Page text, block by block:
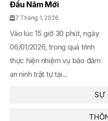
SỰ
Đầu Năm Mới
7 Tháng 1, 2026
Vào lúc 15 giờ 30 phút, ngày
06/01/2026, trong quá trình
thực hiện nhiệm vụ bảo đảm
an ninh trật tự tại...
THÔNG BÁO Số 707/TB-
Chức Đấu Giá Tài Sản Đối
Biển Số KH-0834
THÔNG BÁO Số 706/TB-
Chức Đấu Giá Tài Sản Đối
Thông Báo Số 641/TB-VNT